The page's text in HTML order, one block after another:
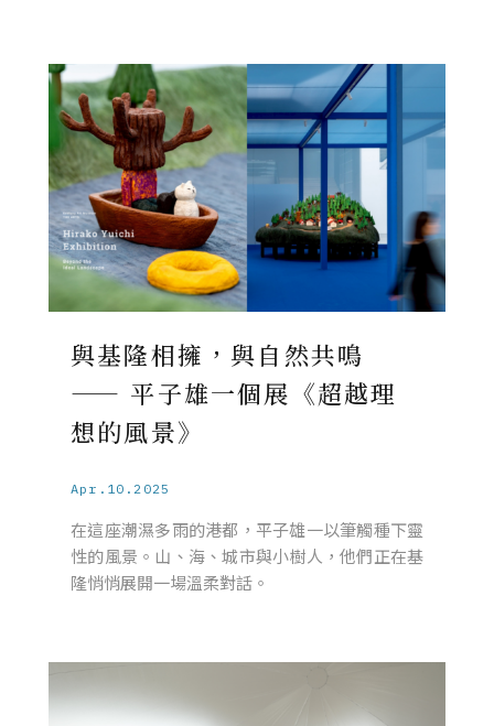
與基隆相擁，與自然共鳴
—— 平子雄一個展《超越理
想的風景》
Apr.10.2025
在這座潮濕多雨的港都，平子雄一以筆觸種下靈
性的風景。山、海、城市與小樹人，他們正在基
隆悄悄展開一場溫柔對話。